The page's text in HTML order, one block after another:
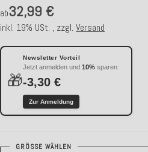
ab32,99 €
inkl. 19% USt. , zzgl.Versand
🎁
Newsletter Vorteil
Jetzt anmelden und10% sparen:
-3,30 €
Zur Anmeldung
GRÖSSE WÄHLEN